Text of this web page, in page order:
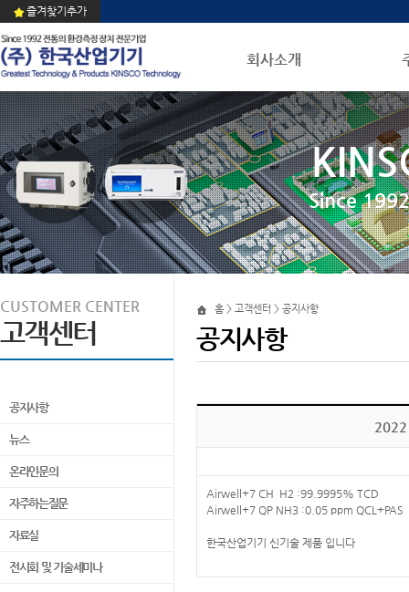
즐겨찾기추가
회사소개
Since
CUSTOMER CENTER
고객센터
공지사항
뉴스
온라인문의
자주하는질문
자료실
전시회 및 기술세미나
홈 > 고객센터 > 공지사항
공지사항
2022
Airwell+7 CH H2 :99.9995% TCD
Airwell+7 QP NH3 :0.05 ppm QCL+PAS
한국산업기기 신기술 제품 입니다